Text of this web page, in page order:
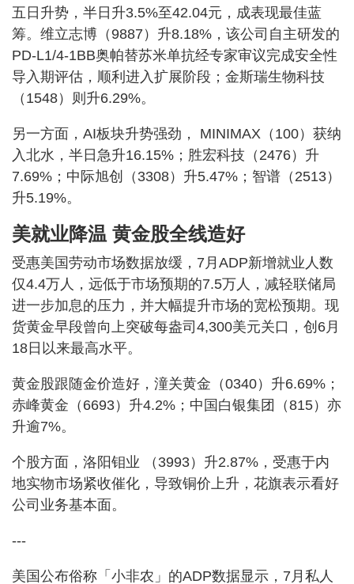
五日升势，半日升3.5%至42.04元，成表现最佳蓝
筹。维立志博（9887）升8.18%，该公司自主研发的
PD-L1/4-1BB奥帕替苏米单抗经专家审议完成安全性
导入期评估，顺利进入扩展阶段；金斯瑞生物科技
（1548）则升6.29%。
另一方面，AI板块升势强劲， MINIMAX（100）获纳
入北水，半日急升16.15%；胜宏科技（2476）升
7.69%；中际旭创（3308）升5.47%；智谱（2513）
升5.19%。
美就业降温 黄金股全线造好
受惠美国劳动市场数据放缓，7月ADP新增就业人数
仅4.4万人，远低于市场预期的7.5万人，减轻联储局
进一步加息的压力，并大幅提升市场的宽松预期。现
货黄金早段曾向上突破每盎司4,300美元关口，创6月
18日以来最高水平。
黄金股跟随金价造好，潼关黄金（0340）升6.69%；
赤峰黄金（6693）升4.2%；中国白银集团（815）亦
升逾7%。
个股方面，洛阳钼业 （3993）升2.87%，受惠于内
地实物市场紧收催化，导致铜价上升，花旗表示看好
公司业务基本面。
---
美国公布俗称「小非农」的ADP数据显示，7月私人